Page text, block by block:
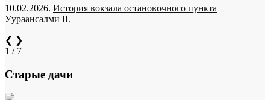
10.02.2026. История вокзала остановочного пункта
Уураансалми II.
❮ ❯
1 / 7
Старые дачи